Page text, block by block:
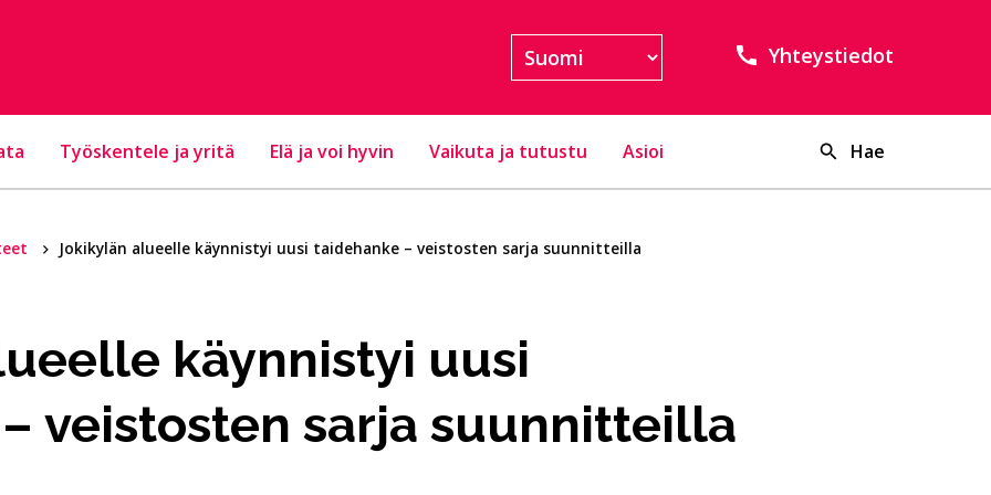
Yhteystiedot
Työskentele ja yritä Elä ja voi hyvin Vaikuta ja tutustu Asioi Hae
Jokikylän alueelle käynnistyi uusi taidehanke – veistosten sarja suunnitteilla
käynnistyi uusi
veistosten sarja suunnitteilla